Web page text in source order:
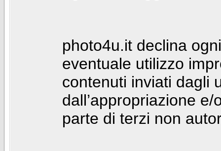
photo4u.it declina
eventuale utilizzo
contenuti inviati dagli
dall’appropriazione
parte di terzi non